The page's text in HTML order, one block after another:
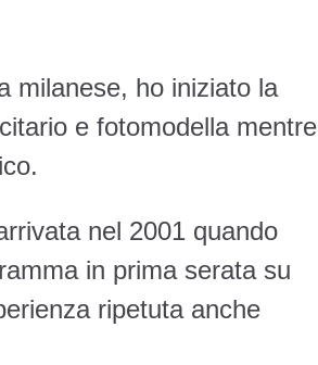
milanese, ho iniziato la
e fotomodella mentre
nel 2001 quando
in prima serata su
ripetuta anche